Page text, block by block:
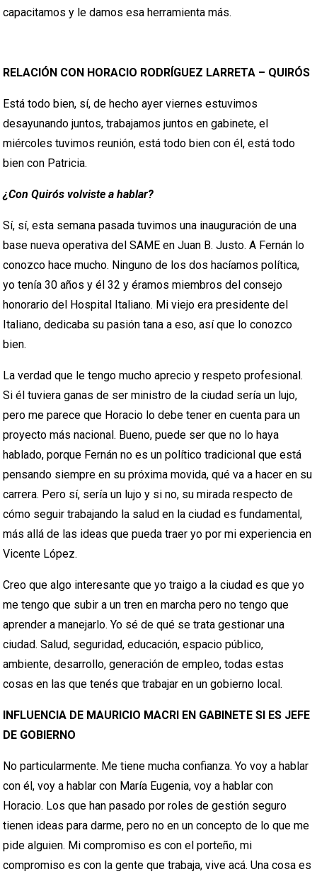
capacitamos y le damos esa herramienta más.
RELACIÓN CON HORACIO RODRÍGUEZ LARRETA – QUIRÓS
Está todo bien, sí, de hecho ayer viernes estuvimos
desayunando juntos, trabajamos juntos en gabinete, el
miércoles tuvimos reunión, está todo bien con él, está todo
bien con Patricia.
¿Con Quirós volviste a hablar?
Sí, sí, esta semana pasada tuvimos una inauguración de una
base nueva operativa del SAME en Juan B. Justo. A Fernán lo
conozco hace mucho. Ninguno de los dos hacíamos política,
yo tenía 30 años y él 32 y éramos miembros del consejo
honorario del Hospital Italiano. Mi viejo era presidente del
Italiano, dedicaba su pasión tana a eso, así que lo conozco
bien.
La verdad que le tengo mucho aprecio y respeto profesional.
Si él tuviera ganas de ser ministro de la ciudad sería un lujo,
pero me parece que Horacio lo debe tener en cuenta para un
proyecto más nacional. Bueno, puede ser que no lo haya
hablado, porque Fernán no es un político tradicional que está
pensando siempre en su próxima movida, qué va a hacer en su
carrera. Pero sí, sería un lujo y si no, su mirada respecto de
cómo seguir trabajando la salud en la ciudad es fundamental,
más allá de las ideas que pueda traer yo por mi experiencia en
Vicente López.
Creo que algo interesante que yo traigo a la ciudad es que yo
me tengo que subir a un tren en marcha pero no tengo que
aprender a manejarlo. Yo sé de qué se trata gestionar una
ciudad. Salud, seguridad, educación, espacio público,
ambiente, desarrollo, generación de empleo, todas estas
cosas en las que tenés que trabajar en un gobierno local.
INFLUENCIA DE MAURICIO MACRI EN GABINETE SI ES JEFE
DE GOBIERNO
No particularmente. Me tiene mucha confianza. Yo voy a hablar
con él, voy a hablar con María Eugenia, voy a hablar con
Horacio. Los que han pasado por roles de gestión seguro
tienen ideas para darme, pero no en un concepto de lo que me
pide alguien. Mi compromiso es con el porteño, mi
compromiso es con la gente que trabaja, vive acá. Una cosa es